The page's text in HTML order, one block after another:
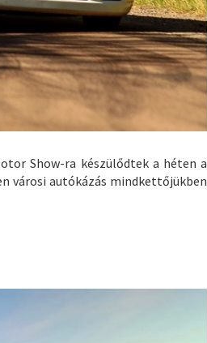
Show-ra készülődtek a héten a
városi autókázás mindkettőjükben